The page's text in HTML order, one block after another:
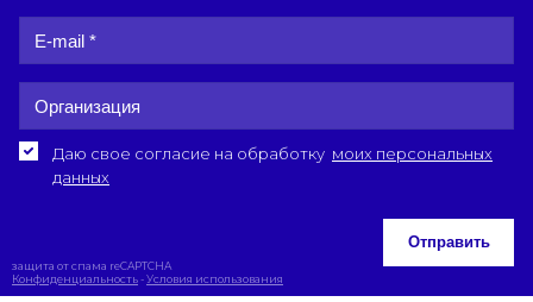
Даю свое согласие на обработку моих персональных
данных
Отправить
защита от спама reCAPTCHA
Конфиденциальность-Условия использования